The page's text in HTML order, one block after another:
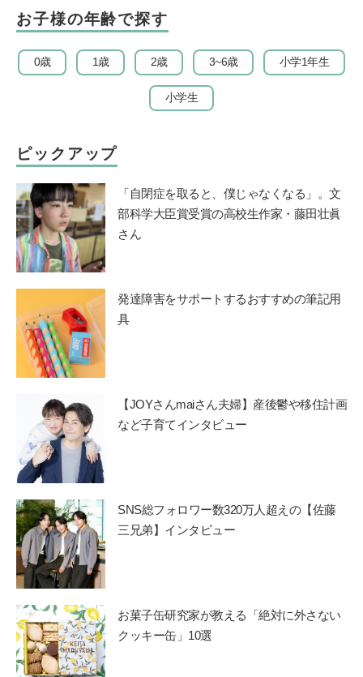
お子様の年齢で探す
0歳 1歳 2歳 3~6歳 小学1年生
小学生
ピックアップ
「自閉症を取ると、僕じゃなくなる」。文
部科学大臣賞受賞の高校生作家・藤田壮眞
さん
発達障害をサポートするおすすめの筆記用
具
【JOYさんmaiさん夫婦】産後鬱や移住計画
など子育てインタビュー
SNS総フォロワー数320万人超えの【佐藤
三兄弟】インタビュー
お菓子缶研究家が教える「絶対に外さない
クッキー缶」10選